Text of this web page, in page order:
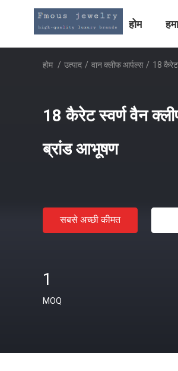
होम
होम / उत्पाद / वान क्लीफ आर्पल्स / 18 कैरेट
18 कैरेट स्वर्ण वैन
ब्रांड आभूषण
सबसे अच्छी कीमत
1
MOQ